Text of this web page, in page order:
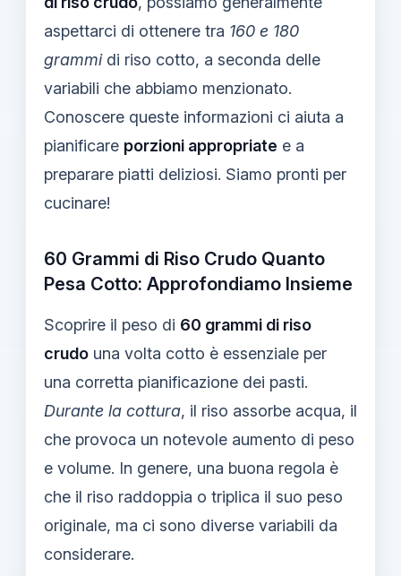
aspettarci di ottenere tra 160 e 180
grammidi riso cotto, a seconda delle
variabili che abbiamo menzionato.
Conoscere queste informazioni ci aiuta a
pianificare porzioni appropriate e a
preparare piatti deliziosi. Siamo pronti per
cucinare!
60 Grammi di Riso Crudo Quanto
Pesa Cotto: Approfondiamo Insieme
Scoprire il peso di 60 grammi di riso
crudo una volta cotto è essenziale per
una corretta pianificazione dei pasti.
Durante la cottura, il riso assorbe acqua, il
che provoca un notevole aumento di peso
e volume. In genere, una buona regola è
che il riso raddoppia o triplica il suo peso
originale, ma ci sono diverse variabili da
considerare.